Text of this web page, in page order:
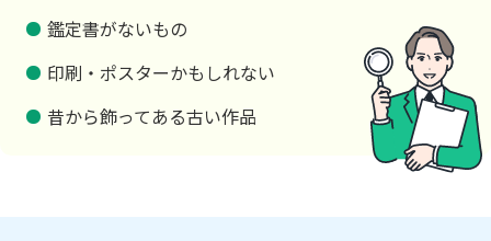
鑑定書がないもの
印刷・ポスターかもしれない
昔から飾ってある古い作品